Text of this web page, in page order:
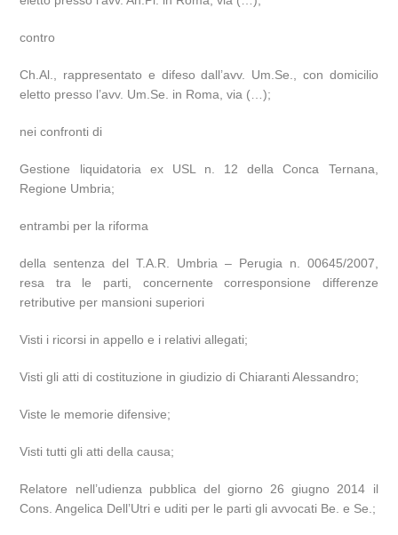
contro
Ch.Al., rappresentato e difeso dall’avv. Um.Se., con domicilio
eletto presso l’avv. Um.Se. in Roma, via (…);
nei confronti di
Gestione liquidatoria ex USL n. 12 della Conca Ternana,
Regione Umbria;
entrambi per la riforma
della sentenza del T.A.R. Umbria – Perugia n. 00645/2007,
resa tra le parti, concernente corresponsione differenze
retributive per mansioni superiori
Visti i ricorsi in appello e i relativi allegati;
Visti gli atti di costituzione in giudizio di Chiaranti Alessandro;
Viste le memorie difensive;
Visti tutti gli atti della causa;
Relatore nell’udienza pubblica del giorno 26 giugno 2014 il
Cons. Angelica Dell’Utri e uditi per le parti gli avvocati Be. e Se.;